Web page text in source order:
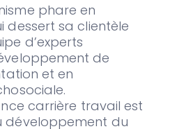
phare en
dessert sa clientèle
d’experts
de
et en
carrière travail est
développement du